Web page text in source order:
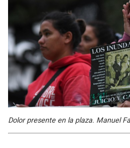
Dolor presente en la plaza. Manuel